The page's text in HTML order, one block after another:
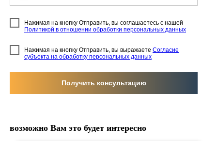
Нажимая на кнопку Отправить, вы соглашаетесь с нашей
Политикой в отношении обработки персональных данных
Нажимая на кнопку Отправить, вы выражаете Согласие
субъекта на обработку персональных данных
Получить консультацию
возможно Вам это будет интересно